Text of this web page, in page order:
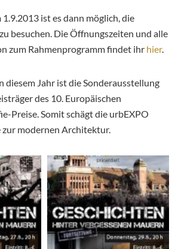
1.9.2013 ist es dann möglich, die
besuchen. Die Öffnungszeiten und alle
zum Rahmenprogramm findet ihr hier.
diesem Jahr ist die Sonderausstellung
des 10. Europäischen
Preise. Somit schägt die urbEXPO
zur modernen Architektur.